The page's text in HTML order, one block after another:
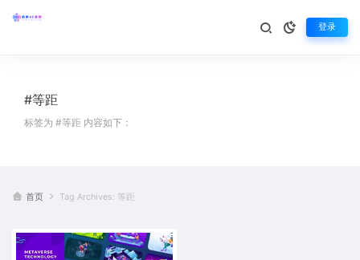
登录
#等距
标签为 #等距 内容如下：
首页 Tag Archives: 等距